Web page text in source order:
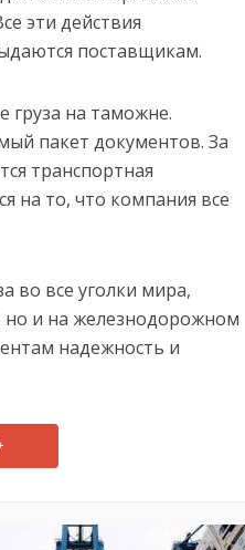
эти действия
поставщикам.
груза на таможне.
пакет документов. За
транспортная
на то, что компания все
во все уголки мира,
и на железнодорожном
надежность и